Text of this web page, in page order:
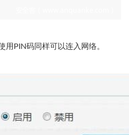
PIN码同样可以连入网络。